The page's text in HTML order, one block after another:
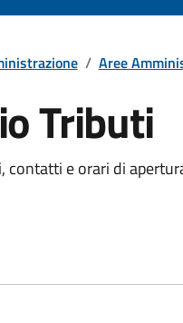
/ Aree
Tributi
contatti e orari di